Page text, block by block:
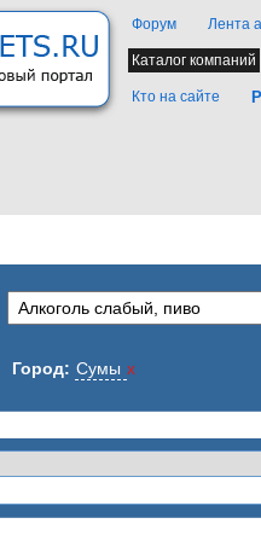
Форум Лента
Каталог компаний
Кто на сайте
Город: Сумы x